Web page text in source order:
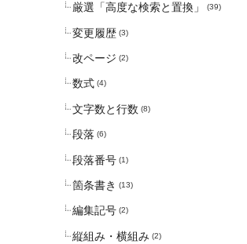
厳選「高度な検索と置換」 (39)
変更履歴 (3)
改ページ (2)
数式 (4)
文字数と行数 (8)
段落 (6)
段落番号 (1)
箇条書き (13)
編集記号 (2)
縦組み・横組み (2)